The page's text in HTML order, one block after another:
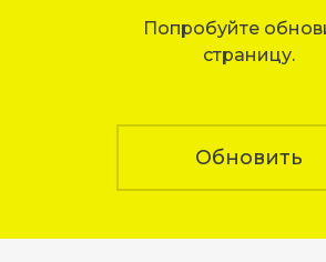
Попробуйте
страницу.
Обновить